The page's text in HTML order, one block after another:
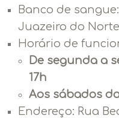
Banco de
Juazeiro do Norte
Horário de
De segunda a
17h
Aos sábados
Endereço: Rua